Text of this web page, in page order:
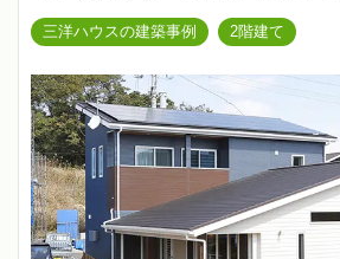
三洋ハウスの建築事例 2階建て